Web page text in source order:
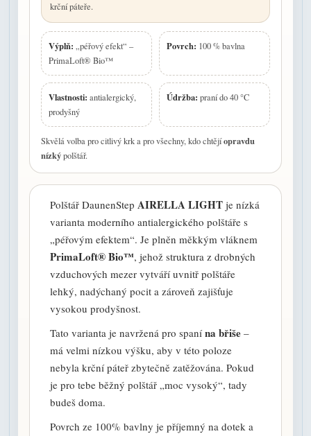
krční páteře.
Výplň: „péřový efekt“ –
PrimaLoft® Bio™
Povrch: 100 % bavlna
Vlastnosti: antialergický,
prodyšný
Údržba: praní do 40 °C
Skvělá volba pro citlivý krk a pro všechny, kdo chtějíopravdu
nízkýpolštář.
Polštář DaunenStep AIRELLA LIGHTje nízká
varianta moderního antialergického polštáře s
„péřovým efektem“. Je plněn měkkým vláknem
PrimaLoft® Bio™, jehož struktura z drobných
vzduchových mezer vytváří uvnitř polštáře
lehký, nadýchaný pocit a zároveň zajišťuje
vysokou prodyšnost.
Tato varianta je navržená pro spanína břiše–
má velmi nízkou výšku, aby v této poloze
nebyla krční páteř zbytečně zatěžována. Pokud
je pro tebe běžný polštář „moc vysoký“, tady
budeš doma.
Povrch ze 100% bavlny je příjemný na dotek a